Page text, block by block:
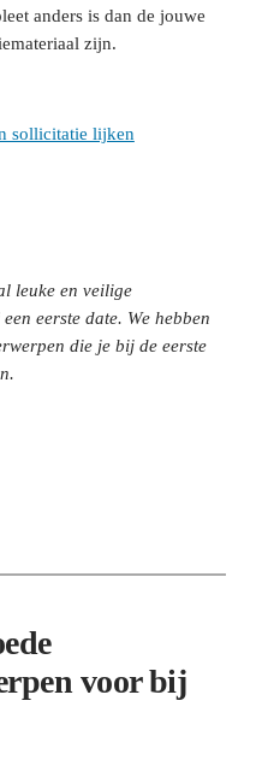
anders is dan de jouwe
zijn.
sollicitatie lijken
leuke en veilige
eerste date. We hebben
die je bij de eerste
voor bij